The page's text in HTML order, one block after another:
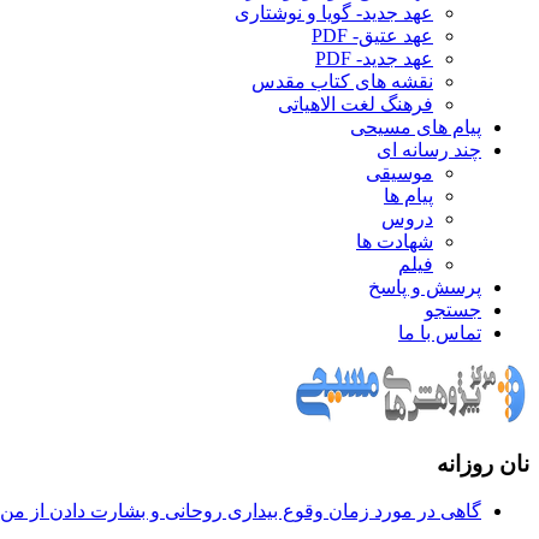
عهد جدید- گویا و نوشتاری
عهد عتیق- PDF
عهد جدید- PDF
نقشه های کتاب مقدس
فرهنگ لغت الاهیاتی
پیام های مسیحی
چند رسانه ای
موسیقی
پیام ها
دروس
شهادت ها
فیلم
پرسش و پاسخ
جستجو
تماس با ما
نان روزانه
گاهی در مورد زمان وقوع بيداری روحانی و بشارت دادن از من